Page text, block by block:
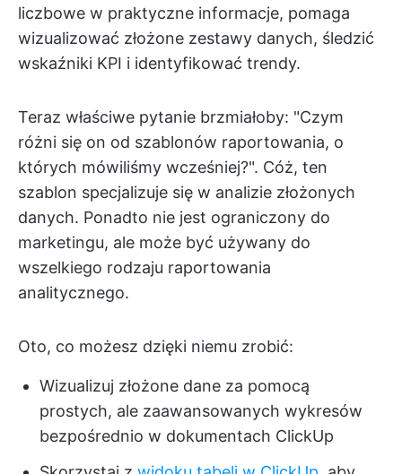
liczbowe w praktyczne informacje, pomaga
wizualizować złożone zestawy danych, śledzić
wskaźniki KPI i identyfikować trendy.
Teraz właściwe pytanie brzmiałoby: "Czym
różni się on od szablonów raportowania, o
których mówiliśmy wcześniej?". Cóż, ten
szablon specjalizuje się w analizie złożonych
danych. Ponadto nie jest ograniczony do
marketingu, ale może być używany do
wszelkiego rodzaju raportowania
analitycznego.
Oto, co możesz dzięki niemu zrobić:
Wizualizuj złożone dane za pomocą
prostych, ale zaawansowanych wykresów
bezpośrednio w dokumentach ClickUp